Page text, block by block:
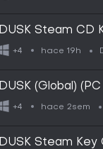
DUSK Steam CD
+4 hace 19h
DUSK (Global)
+4 hace 2sem
DUSK Steam Key